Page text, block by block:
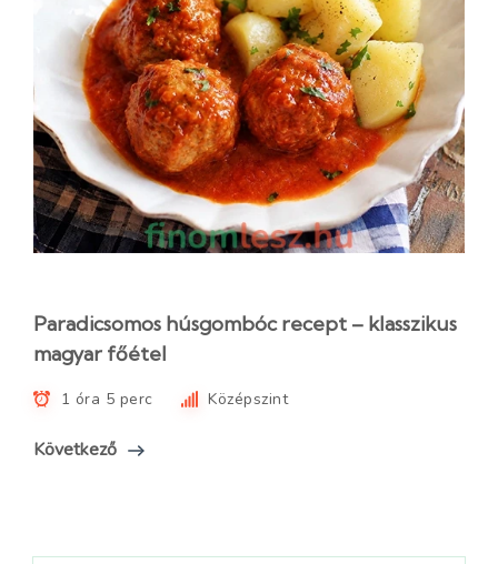
Paradicsomos húsgombóc recept – klasszikus
magyar főétel
1 óra 5 perc Középszint
Következő